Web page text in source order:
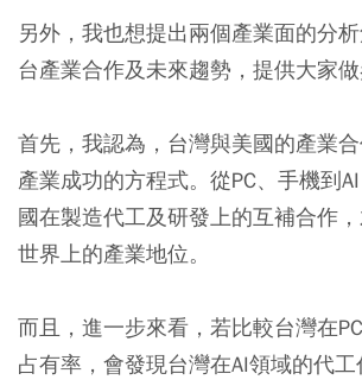
另外，我也想提出兩個產業面的分
台產業合作及未來趨勢，提供大家做
首先，我認為，台灣與美國的產業
產業成功的方程式。從PC、手機到
國在製造代工及研發上的互補合作
世界上的產業地位。
而且，進一步來看，若比較台灣在
占有率，會發現台灣在AI領域的代